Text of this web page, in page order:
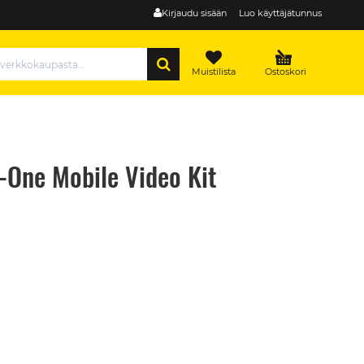
Kirjaudu sisään Luo käyttäjätunnus
Ostoskori
Muistilista
Mobile Video Kit